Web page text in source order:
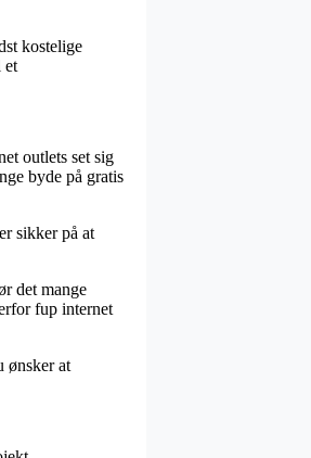
kostelige
et
outlets set sig
byde på gratis
sikker på at
det mange
fup internet
ønsker at